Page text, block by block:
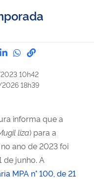
por Facebook
Compartilhe por Twitter
Compartilhe por
Compartilhe
link para
10h42
18h39
informa que a
liza) para a
ano de 2023 foi
de junho. A
MPA n° 100, de 21